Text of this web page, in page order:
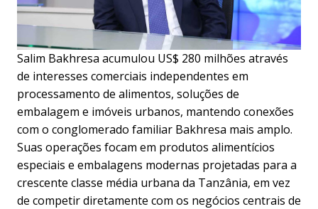
Salim Bakhresa acumulou US$ 280 milhões através
de interesses comerciais independentes em
processamento de alimentos, soluções de
embalagem e imóveis urbanos, mantendo conexões
com o conglomerado familiar Bakhresa mais amplo.
Suas operações focam em produtos alimentícios
especiais e embalagens modernas projetadas para a
crescente classe média urbana da Tanzânia, em vez
de competir diretamente com os negócios centrais de